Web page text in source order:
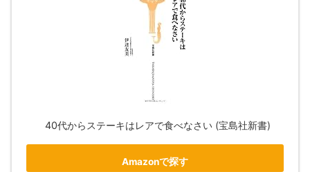
40代からステーキはレアで食べなさい (宝島社新書)
Amazonで探す